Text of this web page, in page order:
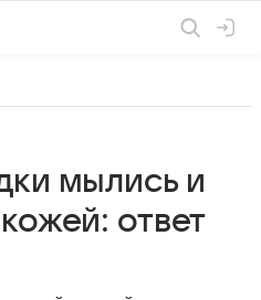
мылись и
ответ